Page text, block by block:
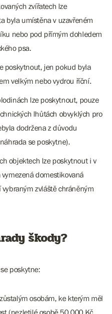
zvířatech lze
byla umístěna v uzavřeném
nebo pod přímým dohledem
psa.
poskytnout, jen pokud byla
velkým nebo vydrou říční.
lze poskytnout, pouze
lhůtách obvyklých pro
dodržena z důvodu
se poskytne).
objektech lze poskytnout i v
domestikovaná
zvláště chráněným
škody?
poskytne:
osobám, ke kterým měl
(nezletilé osobě 50 000 Kč,